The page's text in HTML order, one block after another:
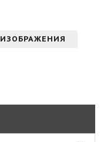
ИЗОБРАЖЕНИЯ